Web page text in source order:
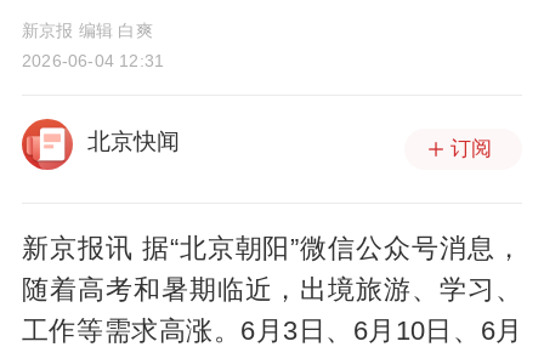
新京报 编辑 白爽
2026-06-04 12:31
北京快闻 订阅
新京报讯 据“北京朝阳”微信公众号消息，
随着高考和暑期临近，出境旅游、学习、
工作等需求高涨。6月3日、6月10日、6月